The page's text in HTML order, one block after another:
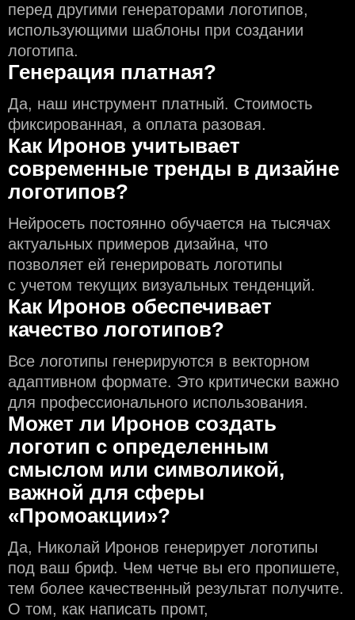
перед другими генераторами логотипов,
использующими шаблоны при создании
логотипа.
Генерация платная?
Да, наш инструмент платный. Стоимость
фиксированная, а оплата разовая.
Как Иронов учитывает
современные тренды в дизайне
логотипов?
Нейросеть постоянно обучается на тысячах
актуальных примеров дизайна, что
позволяет ей генерировать логотипы
с учeтом текущих визуальных тенденций.
Как Иронов обеспечивает
качество логотипов?
Все логотипы генерируются в векторном
адаптивном формате. Это критически важно
для профессионального использования.
Может ли Иронов создать
логотип с определeнным
смыслом или символикой,
важной для сферы
«Промоакции»?
Да, Николай Иронов генерирует логотипы
под ваш бриф. Чем чeтче вы его пропишете,
тем более качественный результат получите.
О том, как написать промт,